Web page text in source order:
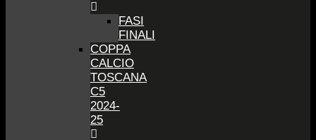
FASI
FINALI
COPPA
CALCIO
TOSCANA
C5
2024-
25